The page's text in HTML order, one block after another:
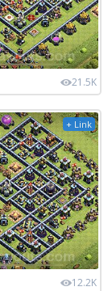
21.5K
+ Link
12.2K